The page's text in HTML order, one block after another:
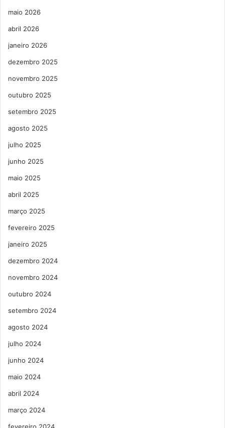
maio 2026
abril 2026
janeiro 2026
dezembro 2025
novembro 2025
outubro 2025
setembro 2025
agosto 2025
julho 2025
junho 2025
maio 2025
abril 2025
março 2025
fevereiro 2025
janeiro 2025
dezembro 2024
novembro 2024
outubro 2024
setembro 2024
agosto 2024
julho 2024
junho 2024
maio 2024
abril 2024
março 2024
fevereiro 2024